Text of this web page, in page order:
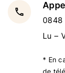
local_phone
0848
Lu –
* En
de